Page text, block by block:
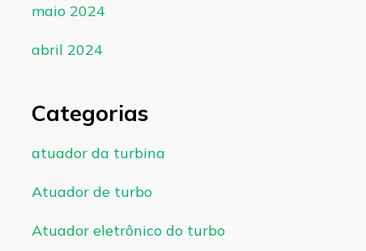
maio 2024
abril 2024
Categorias
atuador da turbina
Atuador de turbo
Atuador eletrônico do turbo